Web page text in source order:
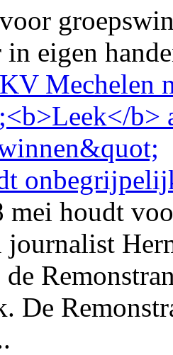
eigen
mei houdt
journalist
De